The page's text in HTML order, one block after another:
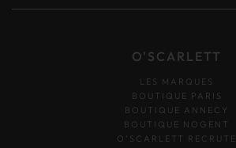
O'SCARLETT
LES MARQUES
BOUTIQUE PARIS
BOUTIQUE ANNECY
BOUTIQUE NOGENT
O’SCARLETT RECRUTE